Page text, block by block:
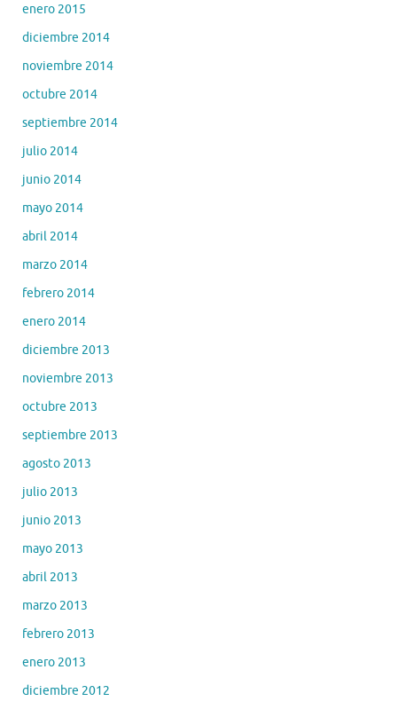
enero 2015
diciembre 2014
noviembre 2014
octubre 2014
septiembre 2014
julio 2014
junio 2014
mayo 2014
abril 2014
marzo 2014
febrero 2014
enero 2014
diciembre 2013
noviembre 2013
octubre 2013
septiembre 2013
agosto 2013
julio 2013
junio 2013
mayo 2013
abril 2013
marzo 2013
febrero 2013
enero 2013
diciembre 2012